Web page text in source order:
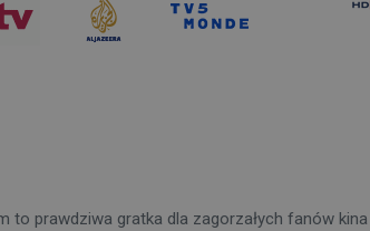
to prawdziwa gratka dla zagorzałych fanów